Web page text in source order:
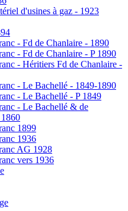
d'usines à gaz - 1923
- Fd de Chanlaire - 1890
- Fd de Chanlaire - P 1890
- Héritiers Fd de Chanlaire -
- Le Bachellé - 1849-1890
- Le Bachellé - P 1849
- Le Bachellé & de
1899
1936
AG 1928
vers 1936